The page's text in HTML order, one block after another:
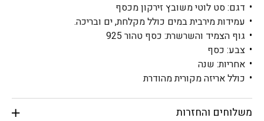
דגם: סט לוטי משובץ זירקון מכסף
עמידות מירבית במים כולל מקלחת, ים ובריכה.
גוף הצמיד והשרשרת: כסף טהור 925
צבע: כסף
אחריות: שנה
כולל אריזה מקורית מהודרת
משלוחים והחזרות